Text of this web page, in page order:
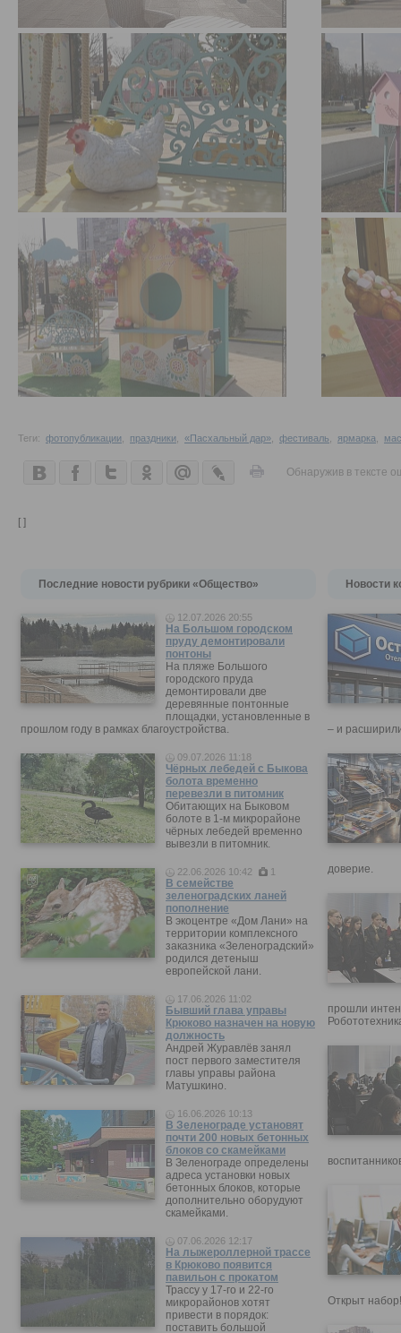
Теги: фотопубликации праздники «Пасхальный дар» фестиваль ярмарка
Обнаружив в тексте
[ ]
Последние новости рубрики «Общество»
12.07.2026 20:55
На Большом городском
пруду демонтировали
понтоны
На пляже Большого
городского пруда
демонтировали две
деревянные понтонные
площадки, установленные в
прошлом году в рамках благоустройства.
09.07.2026 11:18
Чёрных лебедей с Быкова
болота временно
перевезли в питомник
Обитающих на Быковом
болоте в 1-м микрорайоне
чёрных лебедей временно
вывезли в питомник.
22.06.2026 10:42 1
В семействе
зеленоградских ланей
пополнение
В экоцентре «Дом Лани» на
территории комплексного
заказника «Зеленоградский»
родился детеныш
европейской лани.
17.06.2026 11:02
Бывший глава управы
Крюково назначен на новую
должность
Андрей Журавлёв занял
пост первого заместителя
главы управы района
Матушкино.
16.06.2026 10:13
В Зеленограде установят
почти 200 новых бетонных
блоков со скамейками
В Зеленограде определены
адреса установки новых
бетонных блоков, которые
дополнительно оборудуют
скамейками.
07.06.2026 12:17
На лыжероллерной трассе
в Крюково появится
павильон с прокатом
Трассу у 17-го и 22-го
микрорайонов хотят
привести в порядок:
поставить большой
Новости
– и
доверие.
прошли
Открыт набор!